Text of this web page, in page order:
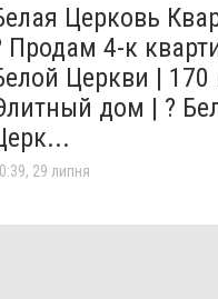
Церковь
Продам 4-к
Церкви | 170
дом | ?
29 липня